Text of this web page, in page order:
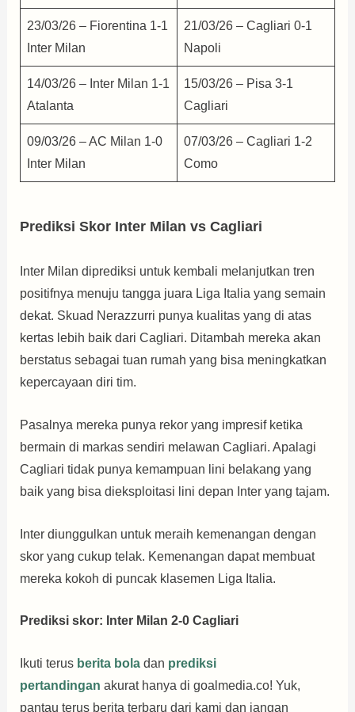
23/03/26 – Fiorentina 1-1
Inter Milan
21/03/26 – Cagliari 0-1
Napoli
14/03/26 – Inter Milan 1-1
Atalanta
15/03/26 – Pisa 3-1
Cagliari
09/03/26 – AC Milan 1-0
Inter Milan
07/03/26 – Cagliari 1-2
Como
Prediksi Skor Inter Milan vs Cagliari
Inter Milan diprediksi untuk kembali melanjutkan tren
positifnya menuju tangga juara Liga Italia yang semain
dekat. Skuad Nerazzurri punya kualitas yang di atas
kertas lebih baik dari Cagliari. Ditambah mereka akan
berstatus sebagai tuan rumah yang bisa meningkatkan
kepercayaan diri tim.
Pasalnya mereka punya rekor yang impresif ketika
bermain di markas sendiri melawan Cagliari. Apalagi
Cagliari tidak punya kemampuan lini belakang yang
baik yang bisa dieksploitasi lini depan Inter yang tajam.
Inter diunggulkan untuk meraih kemenangan dengan
skor yang cukup telak. Kemenangan dapat membuat
mereka kokoh di puncak klasemen Liga Italia.
Prediksi skor: Inter Milan 2-0 Cagliari
Ikuti terus berita bola dan prediksi
pertandingan akurat hanya di goalmedia.co! Yuk,
pantau terus berita terbaru dari kami dan jangan